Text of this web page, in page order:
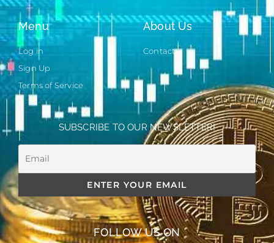
Menu
Log in
Sign Up
Terms of Service
About Us
Contact
SUBSCRIBE TO OUR NEWSLETTER!
FOLLOW US ON